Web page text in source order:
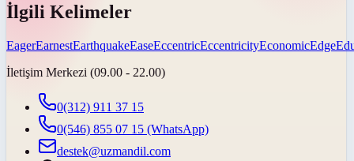
İlgili Kelimeler
EagerEarnestEarthquakeEaseEccentricEccentricityEconomicEdge
İletişim Merkezi (09.00 - 22.00)
0(312) 911 37 15
0(546) 855 07 15 (WhatsApp)
destek@uzmandil.com